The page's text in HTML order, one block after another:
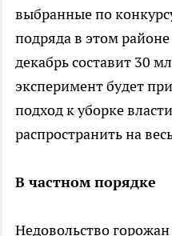
выбранные по
подряда в этом
декабрь составит 30
эксперимент будет
подход к уборке
распространить на
В частном порядке
Недовольство